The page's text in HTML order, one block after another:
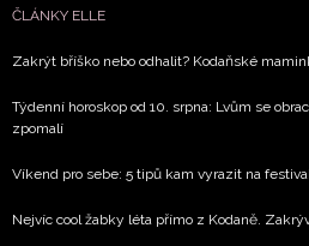
potvrzujete, že jste se seznámili
ochrany soukromí-
vyhodnocení akce a zasílání
informace od našich partnerů?
soukromí BurdaMedia Extra
ČLÁNKY ELLE
Zakrýt bříško nebo odhalit? Kodaňské
Týdenní horoskop od 10. srpna: Lvům se
zpomalí
Víkend pro sebe: 5 tipů kam vyrazit na
Nejvíc cool žabky léta přímo z Kodaně.